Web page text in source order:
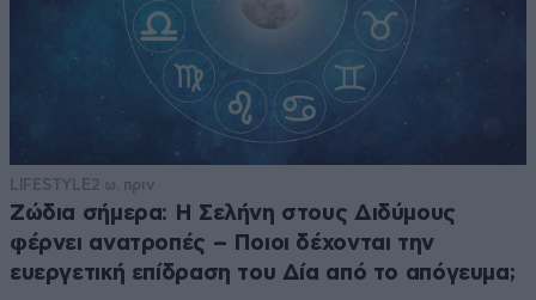
LIFESTYLE 2 ω. πριν
Ζώδια σήμερα: Η Σελήνη στους Διδύμους
φέρνει ανατροπές – Ποιοι δέχονται την
ευεργετική επίδραση του Δία από το απόγευμα;